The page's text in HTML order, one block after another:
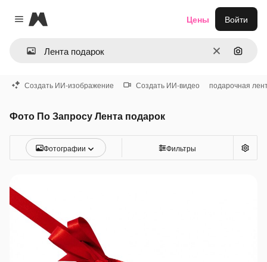
Close menu
Magnific
ОчиститьПоиск
Цены Войти
Создать ИИ-изображение Создать ИИ-видео подарочная
Фото По Запросу Лента подарок
Фотографии Фильтры